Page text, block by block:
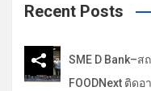
cRecent Posts
SME D Bank–
FOODNext ติด